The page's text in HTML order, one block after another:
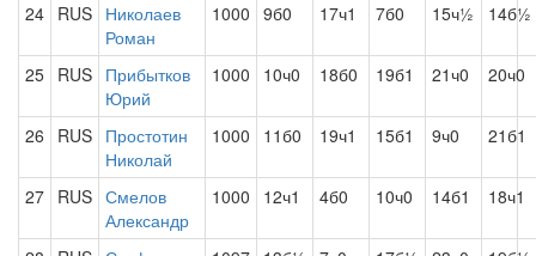
24 RUS Николаев
Роман
1000 9б0 17ч1 7б0 15ч½ 14б½
25 RUS Прибытков
Юрий
1000 10ч0 18б0 19б1 21ч0 20ч0
26 RUS Простотин
Николай
1000 11б0 19ч1 15б1 9ч0 21б1
27 RUS Смелов
Александр
1000 12ч1 4б0 10ч0 14б1 18ч1